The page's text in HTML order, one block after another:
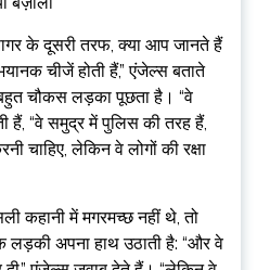
के दूसरी तरफ, क्या आप जानते हैं
चीजें होती हैं,” एंजेल्स बताते
चौकस लड़का पूछता है। “वे
हैं, “वे समुद्र में पुलिस की तरह हैं,
चाहिए, लेकिन वे लोगों की रक्षा
कहानी में मगरमच्छ नहीं थे, तो
अपना हाथ उठाती है: “और वे